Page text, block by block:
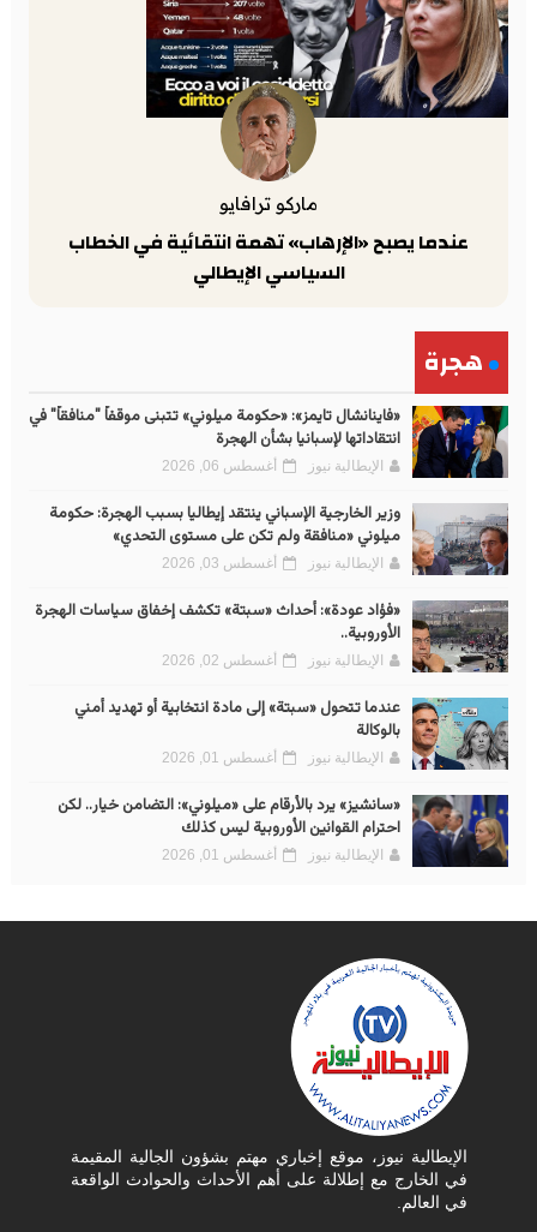
ماركو ترافايو
عندما يصبح «الإرهاب» تهمة انتقائية في الخطاب
السياسي الإيطالي
هجرة
«فاينانشال تايمز»: «حكومة ميلوني» تتبنى موقفاً "منافقاً" في
انتقاداتها لإسبانيا بشأن الهجرة
الإيطالية نيوز أغسطس 06, 2026
وزير الخارجية الإسباني ينتقد إيطاليا بسبب الهجرة: حكومة
ميلوني «منافقة ولم تكن على مستوى التحدي»
الإيطالية نيوز أغسطس 03, 2026
«فؤاد عودة»: أحداث «سبتة» تكشف إخفاق سياسات الهجرة
الأوروبية..
الإيطالية نيوز أغسطس 02, 2026
عندما تتحول «سبتة» إلى مادة انتخابية أو تهديد أمني
بالوكالة
الإيطالية نيوز أغسطس 01, 2026
«سانشيز» يرد بالأرقام على «ميلوني»: التضامن خيار.. لكن
احترام القوانين الأوروبية ليس كذلك
الإيطالية نيوز أغسطس 01, 2026
الإيطالية نيوز، موقع إخباري مهتم بشؤون الجالية المقيمة
في الخارج مع إطلالة على أهم الأحداث والحوادث الواقعة
في العالم.